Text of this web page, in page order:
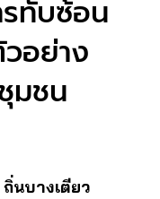
ร​ทับซ้อน​
อย่าง
มชน
นบางเตียว